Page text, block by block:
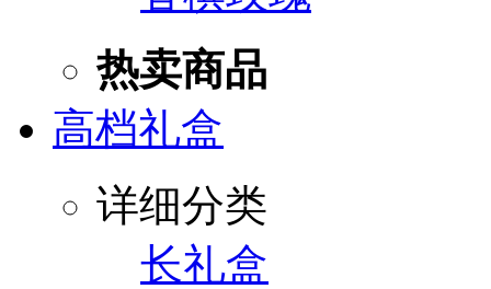
热卖商品
高档礼盒
详细分类
长礼盒